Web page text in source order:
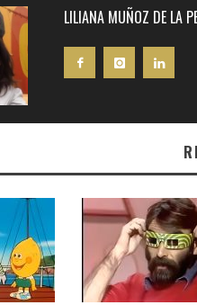
LILIANA MUÑOZ DE LA